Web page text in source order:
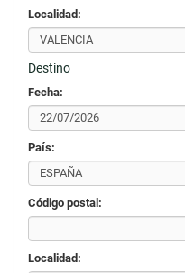
Localidad:
Destino
Fecha:
País:
Código postal:
Localidad: